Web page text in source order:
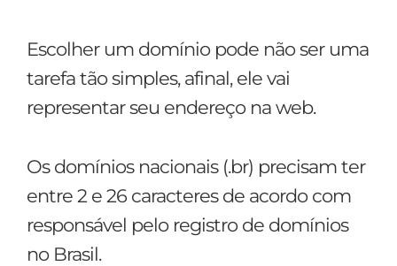
Escolher um domínio pode não ser uma
tarefa tão simples, afinal, ele vai
representar seu endereço na web.
Os domínios nacionais (.br) precisam ter
entre 2 e 26 caracteres de acordo com
responsável pelo registro de domínios
no Brasil.